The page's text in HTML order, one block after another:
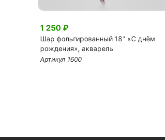
1 250 ₽
Шар фольгированный 18" «С днём
рождения», акварель
Артикул 1600